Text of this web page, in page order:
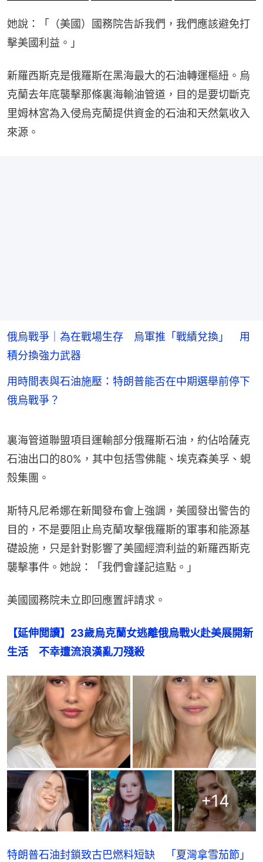
她說：「（美國）國務院告訴我們，我們應該避免打
擊美國利益。」
新羅西斯克是俄羅斯在黑海最大的石油轉運樞紐。烏
克蘭去年底襲擊那條裏海輸油管道，目的是要切斷克
里姆林宮為入侵烏克蘭提供資金的石油和天然氣收入
來源。
俄烏戰爭｜為在戰場生存 烏軍推「戰績兌換」 用
積分換強力武器
用時間表與石油施壓：特朗普能否在中期選舉前停下
俄烏戰爭？
裏海管道聯盟項目運輸部分俄羅斯石油，約佔哈薩克
石油出口的80%，其中包括雪佛龍、埃克森美孚、蜆
殼集團。
斯特凡尼希娜在新聞發布會上強調，美國發出警告的
目的，不是要阻止烏克蘭攻擊俄羅斯的軍事和能源基
礎設施，只是針對影響了美國經濟利益的新羅西斯克
襲擊事件。她說：「我們會謹記這點。」
美國國務院未立即回應置評請求。
【延伸閲讀】23歲烏克蘭女逃離俄烏戰火赴美展開新
生活　不幸遭流浪漢亂刀殘殺
+14
特朗普石油封鎖致古巴燃料短缺 「夏灣拿雪茄節」